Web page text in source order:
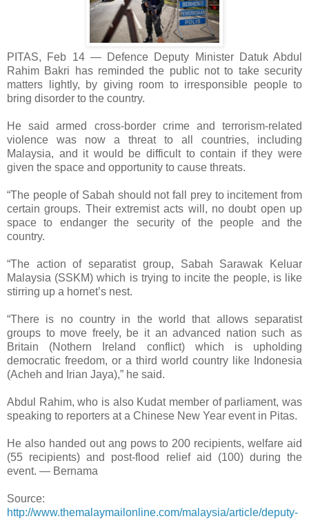
PITAS, Feb 14 ― Defence Deputy Minister Datuk Abdul
Rahim Bakri has reminded the public not to take security
matters lightly, by giving room to irresponsible people to
bring disorder to the country.
He said armed cross-border crime and terrorism-related
violence was now a threat to all countries, including
Malaysia, and it would be difficult to contain if they were
given the space and opportunity to cause threats.
“The people of Sabah should not fall prey to incitement from
certain groups. Their extremist acts will, no doubt open up
space to endanger the security of the people and the
country.
“The action of separatist group, Sabah Sarawak Keluar
Malaysia (SSKM) which is trying to incite the people, is like
stirring up a hornet’s nest.
“There is no country in the world that allows separatist
groups to move freely, be it an advanced nation such as
Britain (Nothern Ireland conflict) which is upholding
democratic freedom, or a third world country like Indonesia
(Acheh and Irian Jaya),” he said.
Abdul Rahim, who is also Kudat member of parliament, was
speaking to reporters at a Chinese New Year event in Pitas.
He also handed out ang pows to 200 recipients, welfare aid
(55 recipients) and post-flood relief aid (100) during the
event. ― Bernama
Source:
http://www.themalaymailonline.com/malaysia/article/deputy-